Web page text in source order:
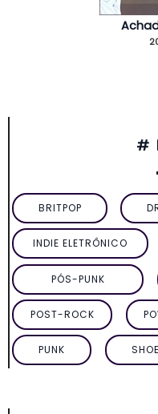
#
BRITPOP
INDIE ELETRÔNICO
PÓS-PUNK
POST-ROCK
PUNK